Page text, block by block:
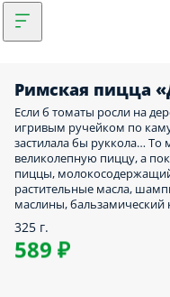
Римская пицца
Если б томаты росли на
игривым ручейком по
застилала бы руккола… То
великолепную пиццу, а
пиццы,
растительные масла,
маслины, бальзамический
325 г.
589 ₽